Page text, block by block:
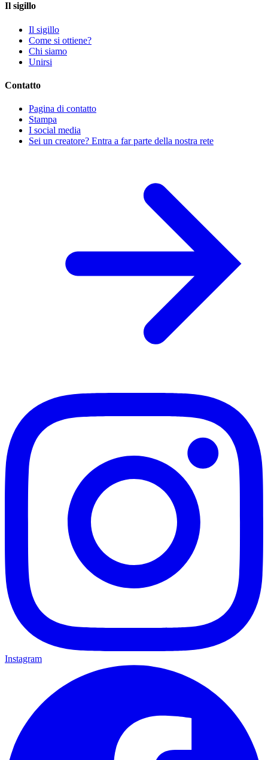
Il sigillo
Il sigillo
Come si ottiene?
Chi siamo
Unirsi
Contatto
Pagina di contatto
Stampa
I social media
Sei un creatore? Entra a far parte della nostra rete
Instagram